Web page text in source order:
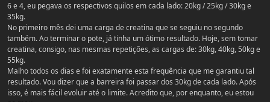
6 e 4, eu pegava os respectivos quilos em cada lado: 20kg / 25kg / 30kg e
35kg.
No primeiro mês dei uma carga de creatina que se seguiu no segundo
também. Ao terminar o pote, já tinha um ótimo resultado. Hoje, sem tomar
creatina, consigo, nas mesmas repetições, as cargas de: 30kg, 40kg, 50kg e
55kg.
Malho todos os dias e foi exatamente esta frequência que me garantiu tal
resultado. Vou dizer que a barreira foi passar dos 30kg de cada lado. Após
isso, é mais fácil evoluir até o limite. Acredito que, por enquanto, eu estou